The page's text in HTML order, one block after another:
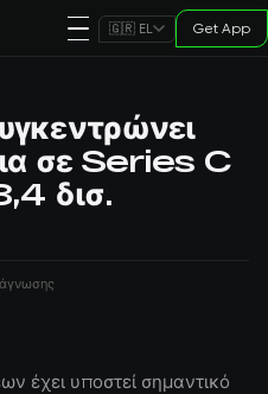
🇬🇷 EL Get App
σε Series C
δισ.
έχει υποστεί σημαντικό